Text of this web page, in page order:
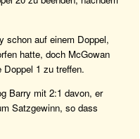
schon auf einem Doppel,
hatte, doch McGowan
1 zu treffen.
Barry mit 2:1 davon, er
Satzgewinn, so dass